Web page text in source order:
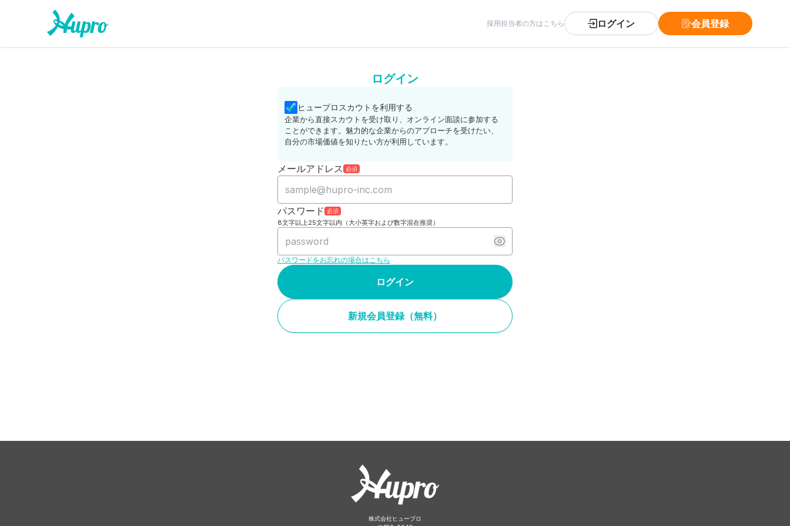
採用担当者の方はこちら ログイン 会員登録
ログイン
ヒュープロスカウトを利用する
企業から直接スカウトを受け取り、オンライン面談に参加する
ことができます。魅力的な企業からのアプローチを受けたい、
自分の市場価値を知りたい方が利用しています。
メールアドレス 必須
パスワード 必須
8文字以上25文字以内（大小英字および数字混在推奨）
パスワードをお忘れの場合はこちら
ログイン
新規会員登録（無料）
株式会社ヒュープロ